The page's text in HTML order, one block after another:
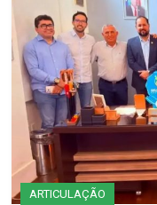
ARTICULAÇÃO